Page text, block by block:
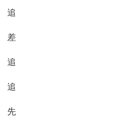
追
差
追
追
先